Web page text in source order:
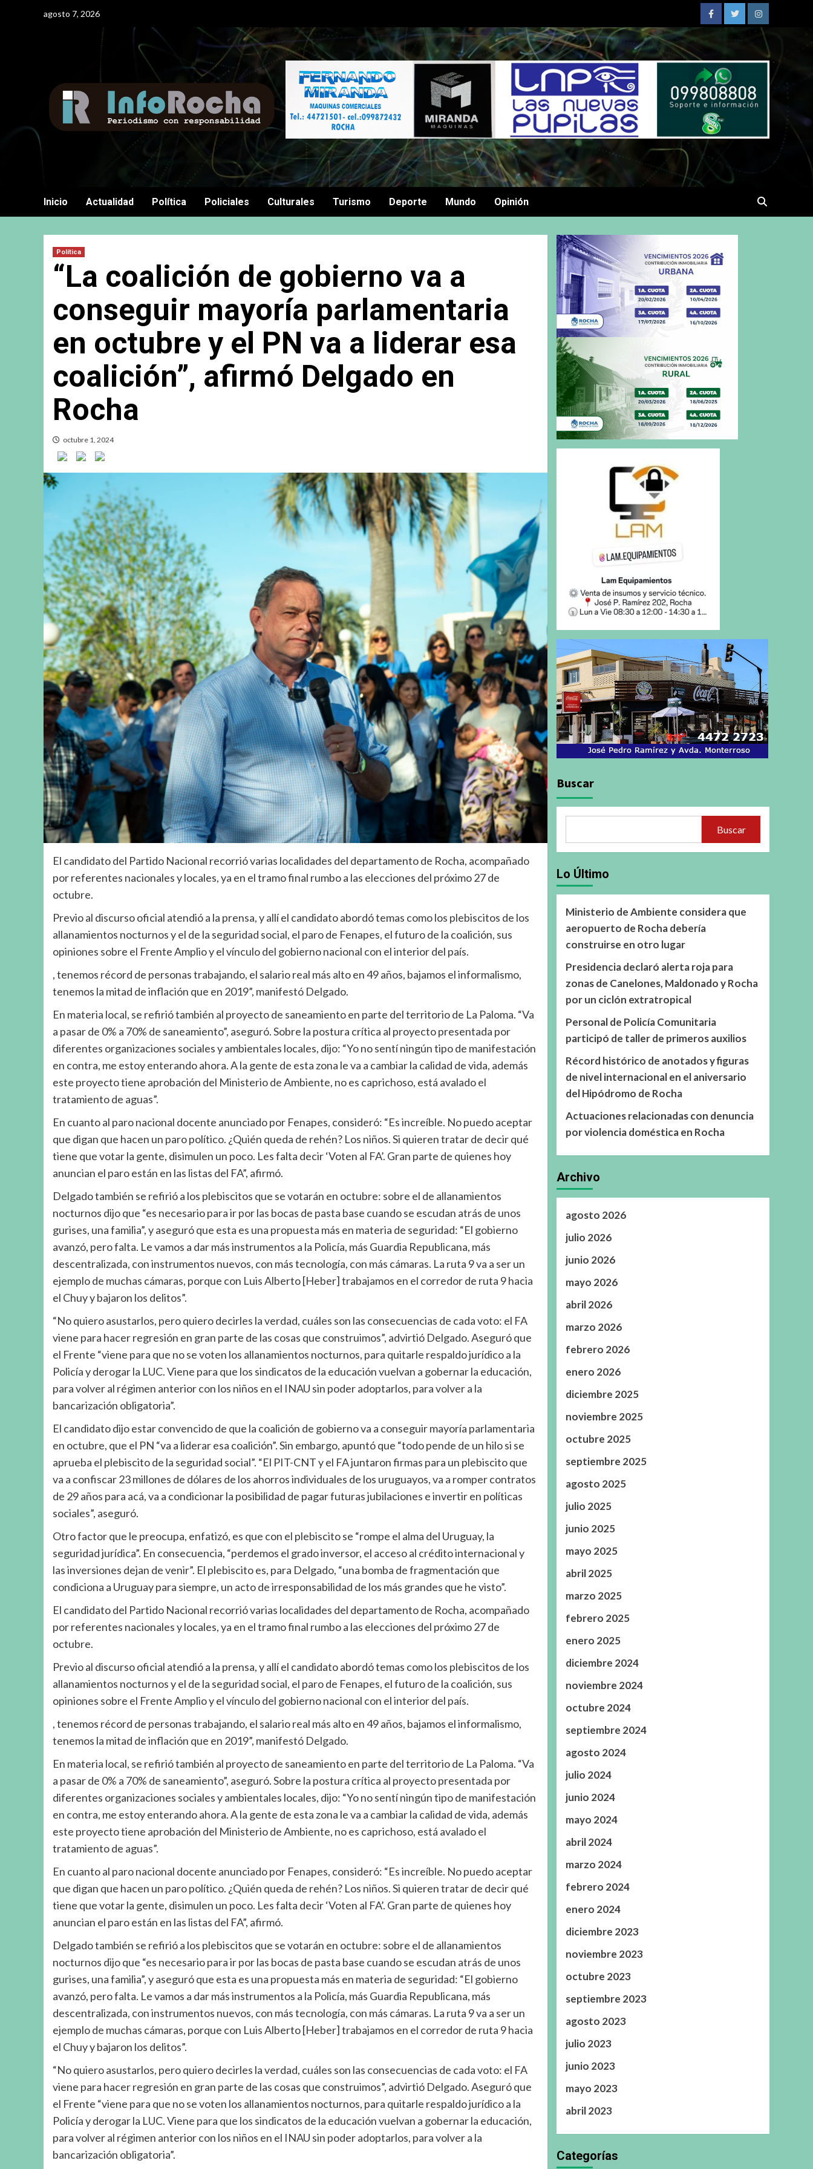
agosto 7, 2026
FacebookTwitterInstagram
Inicio Actualidad Política Policiales Culturales Turismo Deporte Mundo Opinión
Política
“La coalición de gobierno va a
conseguir mayoría parlamentaria
en octubre y el PN va a liderar esa
coalición”, afirmó Delgado en
Rocha
octubre 1, 2024
El candidato del Partido Nacional recorrió varias localidades del departamento de Rocha, acompañado
por referentes nacionales y locales, ya en el tramo final rumbo a las elecciones del próximo 27 de
octubre.
Previo al discurso oficial atendió a la prensa, y allí el candidato abordó temas como los plebiscitos de los
allanamientos nocturnos y el de la seguridad social, el paro de Fenapes, el futuro de la coalición, sus
opiniones sobre el Frente Amplio y el vínculo del gobierno nacional con el interior del país.
, tenemos récord de personas trabajando, el salario real más alto en 49 años, bajamos el informalismo,
tenemos la mitad de inflación que en 2019”, manifestó Delgado.
En materia local, se refirió también al proyecto de saneamiento en parte del territorio de La Paloma. “Va
a pasar de 0% a 70% de saneamiento”, aseguró. Sobre la postura crítica al proyecto presentada por
diferentes organizaciones sociales y ambientales locales, dijo: “Yo no sentí ningún tipo de manifestación
en contra, me estoy enterando ahora. A la gente de esta zona le va a cambiar la calidad de vida, además
este proyecto tiene aprobación del Ministerio de Ambiente, no es caprichoso, está avalado el
tratamiento de aguas”.
En cuanto al paro nacional docente anunciado por Fenapes, consideró: “Es increíble. No puedo aceptar
que digan que hacen un paro político. ¿Quién queda de rehén? Los niños. Si quieren tratar de decir qué
tiene que votar la gente, disimulen un poco. Les falta decir ‘Voten al FA’. Gran parte de quienes hoy
anuncian el paro están en las listas del FA”, afirmó.
Delgado también se refirió a los plebiscitos que se votarán en octubre: sobre el de allanamientos
nocturnos dijo que “es necesario para ir por las bocas de pasta base cuando se escudan atrás de unos
gurises, una familia”, y aseguró que esta es una propuesta más en materia de seguridad: “El gobierno
avanzó, pero falta. Le vamos a dar más instrumentos a la Policía, más Guardia Republicana, más
descentralizada, con instrumentos nuevos, con más tecnología, con más cámaras. La ruta 9 va a ser un
ejemplo de muchas cámaras, porque con Luis Alberto [Heber] trabajamos en el corredor de ruta 9 hacia
el Chuy y bajaron los delitos”.
“No quiero asustarlos, pero quiero decirles la verdad, cuáles son las consecuencias de cada voto: el FA
viene para hacer regresión en gran parte de las cosas que construimos”, advirtió Delgado. Aseguró que
el Frente “viene para que no se voten los allanamientos nocturnos, para quitarle respaldo jurídico a la
Policía y derogar la LUC. Viene para que los sindicatos de la educación vuelvan a gobernar la educación,
para volver al régimen anterior con los niños en el INAU sin poder adoptarlos, para volver a la
bancarización obligatoria”.
El candidato dijo estar convencido de que la coalición de gobierno va a conseguir mayoría parlamentaria
en octubre, que el PN “va a liderar esa coalición”. Sin embargo, apuntó que “todo pende de un hilo si se
aprueba el plebiscito de la seguridad social”. “El PIT-CNT y el FA juntaron firmas para un plebiscito que
va a confiscar 23 millones de dólares de los ahorros individuales de los uruguayos, va a romper contratos
de 29 años para acá, va a condicionar la posibilidad de pagar futuras jubilaciones e invertir en políticas
sociales”, aseguró.
Otro factor que le preocupa, enfatizó, es que con el plebiscito se “rompe el alma del Uruguay, la
seguridad jurídica”. En consecuencia, “perdemos el grado inversor, el acceso al crédito internacional y
las inversiones dejan de venir”. El plebiscito es, para Delgado, “una bomba de fragmentación que
condiciona a Uruguay para siempre, un acto de irresponsabilidad de los más grandes que he visto”.
El candidato del Partido Nacional recorrió varias localidades del departamento de Rocha, acompañado
por referentes nacionales y locales, ya en el tramo final rumbo a las elecciones del próximo 27 de
octubre.
Previo al discurso oficial atendió a la prensa, y allí el candidato abordó temas como los plebiscitos de los
allanamientos nocturnos y el de la seguridad social, el paro de Fenapes, el futuro de la coalición, sus
opiniones sobre el Frente Amplio y el vínculo del gobierno nacional con el interior del país.
, tenemos récord de personas trabajando, el salario real más alto en 49 años, bajamos el informalismo,
tenemos la mitad de inflación que en 2019”, manifestó Delgado.
En materia local, se refirió también al proyecto de saneamiento en parte del territorio de La Paloma. “Va
a pasar de 0% a 70% de saneamiento”, aseguró. Sobre la postura crítica al proyecto presentada por
diferentes organizaciones sociales y ambientales locales, dijo: “Yo no sentí ningún tipo de manifestación
en contra, me estoy enterando ahora. A la gente de esta zona le va a cambiar la calidad de vida, además
este proyecto tiene aprobación del Ministerio de Ambiente, no es caprichoso, está avalado el
tratamiento de aguas”.
En cuanto al paro nacional docente anunciado por Fenapes, consideró: “Es increíble. No puedo aceptar
que digan que hacen un paro político. ¿Quién queda de rehén? Los niños. Si quieren tratar de decir qué
tiene que votar la gente, disimulen un poco. Les falta decir ‘Voten al FA’. Gran parte de quienes hoy
anuncian el paro están en las listas del FA”, afirmó.
Delgado también se refirió a los plebiscitos que se votarán en octubre: sobre el de allanamientos
nocturnos dijo que “es necesario para ir por las bocas de pasta base cuando se escudan atrás de unos
gurises, una familia”, y aseguró que esta es una propuesta más en materia de seguridad: “El gobierno
avanzó, pero falta. Le vamos a dar más instrumentos a la Policía, más Guardia Republicana, más
descentralizada, con instrumentos nuevos, con más tecnología, con más cámaras. La ruta 9 va a ser un
ejemplo de muchas cámaras, porque con Luis Alberto [Heber] trabajamos en el corredor de ruta 9 hacia
el Chuy y bajaron los delitos”.
“No quiero asustarlos, pero quiero decirles la verdad, cuáles son las consecuencias de cada voto: el FA
viene para hacer regresión en gran parte de las cosas que construimos”, advirtió Delgado. Aseguró que
el Frente “viene para que no se voten los allanamientos nocturnos, para quitarle respaldo jurídico a la
Policía y derogar la LUC. Viene para que los sindicatos de la educación vuelvan a gobernar la educación,
para volver al régimen anterior con los niños en el INAU sin poder adoptarlos, para volver a la
bancarización obligatoria”.
Buscar
Buscar
Lo Último
Ministerio de Ambiente considera que
aeropuerto de Rocha debería
construirse en otro lugar
Presidencia declaró alerta roja para
zonas de Canelones, Maldonado y Rocha
por un ciclón extratropical
Personal de Policía Comunitaria
participó de taller de primeros auxilios
Récord histórico de anotados y figuras
de nivel internacional en el aniversario
del Hipódromo de Rocha
Actuaciones relacionadas con denuncia
por violencia doméstica en Rocha
Archivo
agosto 2026
julio 2026
junio 2026
mayo 2026
abril 2026
marzo 2026
febrero 2026
enero 2026
diciembre 2025
noviembre 2025
octubre 2025
septiembre 2025
agosto 2025
julio 2025
junio 2025
mayo 2025
abril 2025
marzo 2025
febrero 2025
enero 2025
diciembre 2024
noviembre 2024
octubre 2024
septiembre 2024
agosto 2024
julio 2024
junio 2024
mayo 2024
abril 2024
marzo 2024
febrero 2024
enero 2024
diciembre 2023
noviembre 2023
octubre 2023
septiembre 2023
agosto 2023
julio 2023
junio 2023
mayo 2023
abril 2023
Categorías